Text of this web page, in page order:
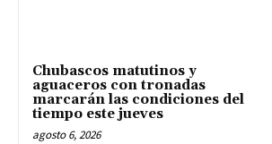
Chubascos matutinos y
aguaceros con tronadas
marcarán las condiciones del
tiempo este jueves
agosto 6, 2026